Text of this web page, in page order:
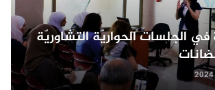
الجلسات الحواريّة التشاوريّة